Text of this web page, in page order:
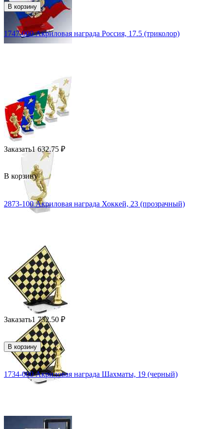
В корзину
1747-000 Акриловая награда Россия, 17.5 (триколор)
Заказать1 632.75 ₽
В корзину
2873-100 Акриловая награда Хоккей, 23 (прозрачный)
Заказать1 732.50 ₽
В корзину
1734-000 Акриловая награда Шахматы, 19 (черный)